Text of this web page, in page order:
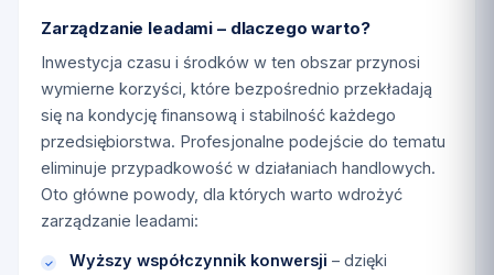
Zarządzanie leadami – dlaczego warto?
Inwestycja czasu i środków w ten obszar przynosi
wymierne korzyści, które bezpośrednio przekładają
się na kondycję finansową i stabilność każdego
przedsiębiorstwa. Profesjonalne podejście do tematu
eliminuje przypadkowość w działaniach handlowych.
Oto główne powody, dla których warto wdrożyć
zarządzanie leadami:
Wyższy współczynnik konwersji – dzięki